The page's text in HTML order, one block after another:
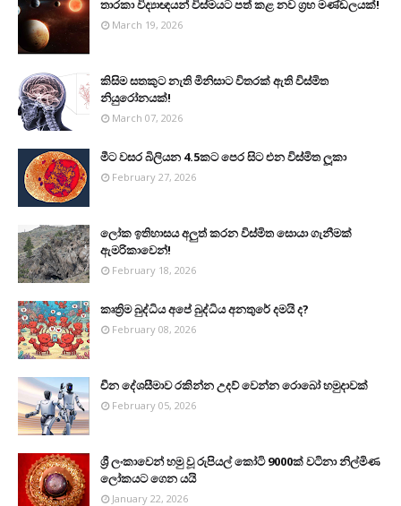
තාරකා විද්‍යාඥයන් විස්මයට පත් කළ නව ග්‍රහ මණ්ඩලයක්!
March 19, 2026
කිසිම සතකුට නැති මිනිසාට විතරක් ඇති විස්මිත
නියුරෝනයක්!
March 07, 2026
මීට වසර බිලියන 4.5කට පෙර සිට එන විස්මිත ලූකා
February 27, 2026
ලෝක ඉතිහාසය අලුත් කරන විස්මිත සොයා ගැනීමක්
ඇමරිකාවෙන්!
February 18, 2026
කෘත්‍රිම බුද්ධිය අපේ බුද්ධිය අනතුරේ දමයි ද?
February 08, 2026
චීන දේශසීමාව රකින්න උදව් වෙන්න රොබෝ හමුදාවක්
February 05, 2026
ශ්‍රී ලංකාවෙන් හමු වූ රුපියල් කෝටි 9000ක් වටිනා නිල්මිණ
ලෝකයට ගෙන යයි
January 22, 2026